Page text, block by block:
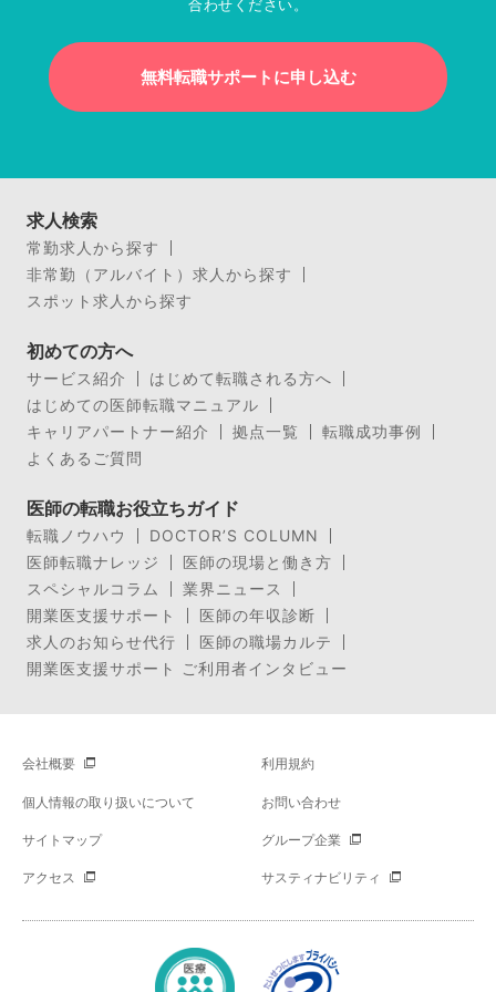
合わせください。
無料転職サポートに申し込む
求人検索
常勤求人から探す
非常勤（アルバイト）求人から探す
スポット求人から探す
初めての方へ
サービス紹介
はじめて転職される方へ
はじめての医師転職マニュアル
キャリアパートナー紹介
拠点一覧
転職成功事例
よくあるご質問
医師の転職お役立ちガイド
転職ノウハウ
DOCTOR’S COLUMN
医師転職ナレッジ
医師の現場と働き方
スペシャルコラム
業界ニュース
開業医支援サポート
医師の年収診断
求人のお知らせ代行
医師の職場カルテ
開業医支援サポート ご利用者インタビュー
会社概要 利用規約
個人情報の取り扱いについて お問い合わせ
サイトマップ グループ企業
アクセス サスティナビリティ